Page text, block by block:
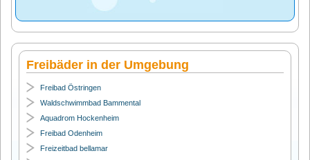
Freibäder in der Umgebung
Freibad Östringen
Waldschwimmbad Bammental
Aquadrom Hockenheim
Freibad Odenheim
Freizeitbad bellamar